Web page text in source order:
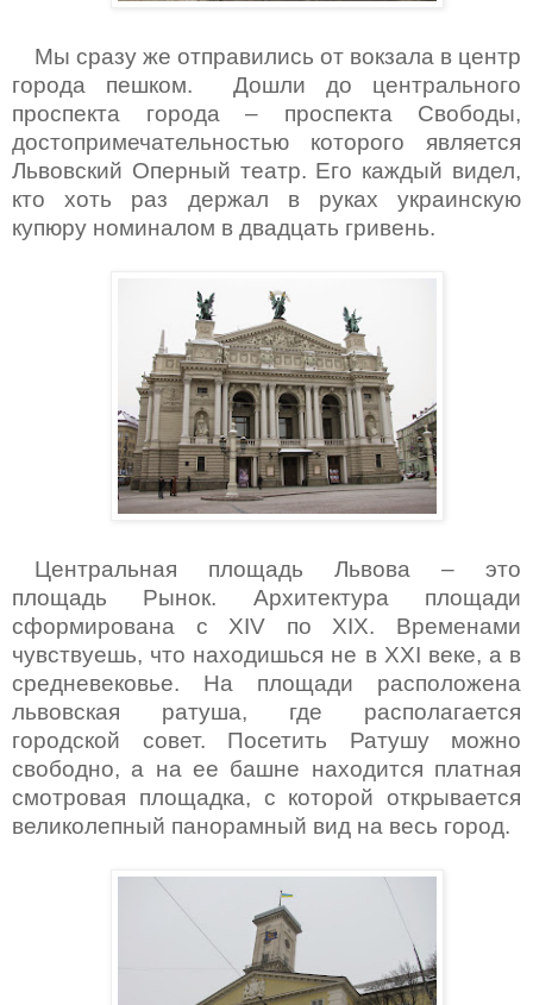
Мы сразу же отправились от вокзала в центр
города пешком. Дошли до центрального
проспекта города – проспекта Свободы,
достопримечательностью которого является
Львовский Оперный театр. Его каждый видел,
кто хоть раз держал в руках украинскую
купюру номиналом в двадцать гривень.
Центральная площадь Львова – это
площадь Рынок. Архитектура площади
сформирована с XIV по XIX. Временами
чувствуешь, что находишься не в XXI веке, а в
средневековье. На площади расположена
львовская ратуша, где располагается
городской совет. Посетить Ратушу можно
свободно, а на ее башне находится платная
смотровая площадка, с которой открывается
великолепный панорамный вид на весь город.